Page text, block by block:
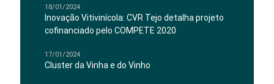
18/01/2024
Inovação Vitivinícola: CVR Tejo detalha projeto
cofinanciado pelo COMPETE 2020
17/01/2024
Cluster da Vinha e do Vinho